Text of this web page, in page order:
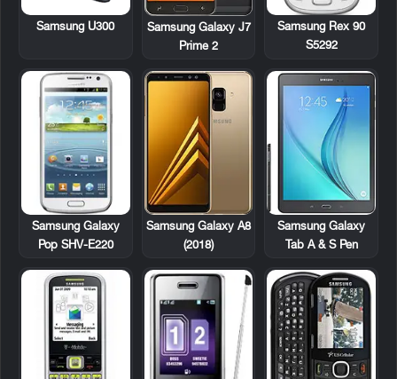
Samsung Rex 90
S5292
Samsung Galaxy J7
Prime 2
Samsung U300
Samsung Galaxy
Tab A & S Pen
Samsung Galaxy A8
(2018)
Samsung Galaxy
Pop SHV-E220